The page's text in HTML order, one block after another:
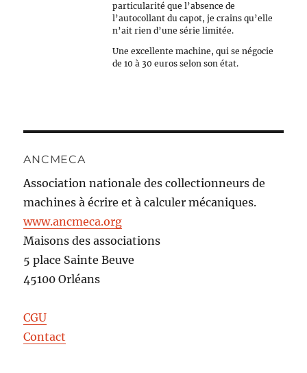
particularité que l’absence de
l’autocollant du capot, je crains qu’elle
n’ait rien d’une série limitée.
Une excellente machine, qui se négocie
de 10 à 30 euros selon son état.
ANCMECA
Association nationale des collectionneurs de
machines à écrire et à calculer mécaniques.
www.ancmeca.org
Maisons des associations
5 place Sainte Beuve
45100 Orléans
CGU
Contact